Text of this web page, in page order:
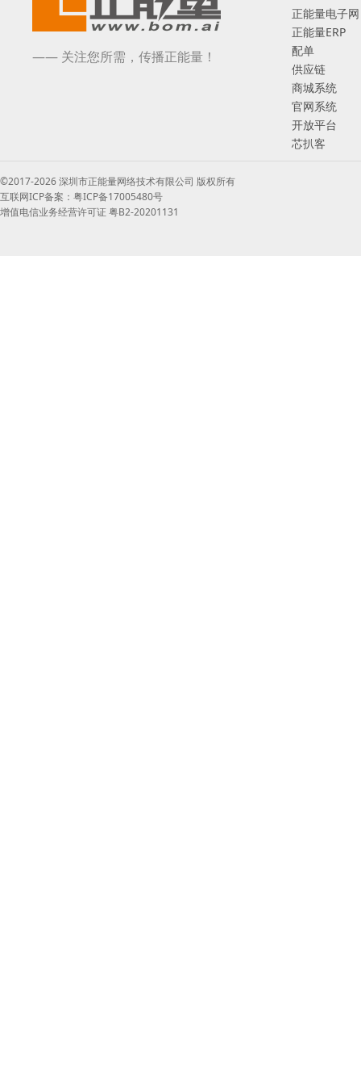
—— 关注您所需，传播正能量！
正能量电子网
正能量ERP
配单
供应链
商城系统
官网系统
开放平台
芯扒客
©2017-2026 深圳市正能量网络技术有限公司 版权所有
互联网ICP备案：粤ICP备17005480号
增值电信业务经营许可证 粤B2-20201131